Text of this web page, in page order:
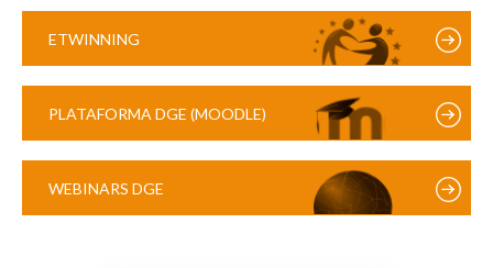
ETWINNING
PLATAFORMA DGE (MOODLE)
WEBINARS DGE